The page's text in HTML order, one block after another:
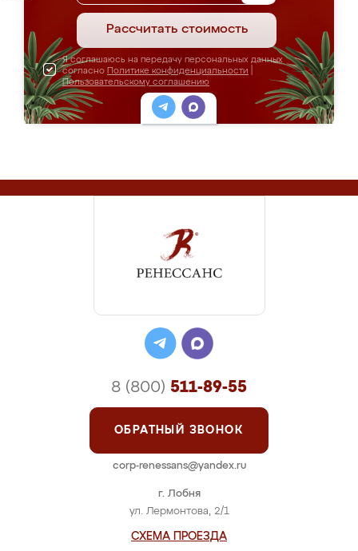
Рассчитать стоимость
Я соглашаюсь на передачу персональных данных
согласно Политике конфиденциальности
Пользовательскому соглашению
г. Лобня
ул. Лермонтова, 2/1
СХЕМА ПРОЕЗДА
8 (800) 511-89-55
ОБРАТНЫЙ ЗВОНОК
corp-renessans@yandex.ru